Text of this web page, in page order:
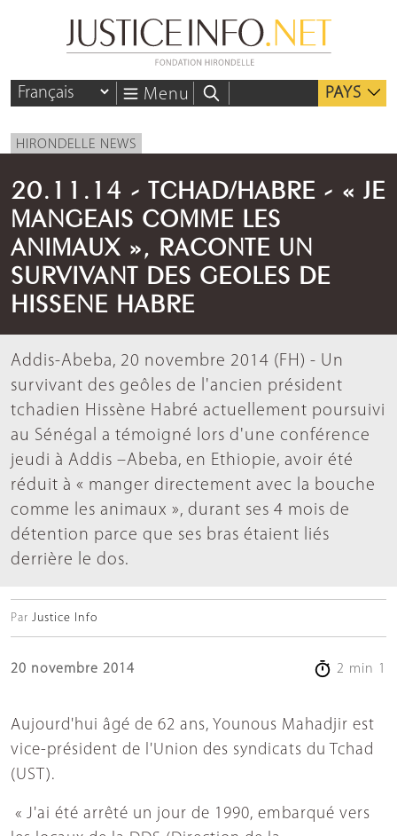
Menu PAYS
HIRONDELLE NEWS
20.11.14 - TCHAD/HABRE - « JE
MANGEAIS COMME LES
ANIMAUX », RACONTE UN
SURVIVANT DES GEOLES DE
HISSENE HABRE
Addis-Abeba, 20 novembre 2014 (FH) - Un
survivant des geôles de l'ancien président
tchadien Hissène Habré actuellement poursuivi
au Sénégal a témoigné lors d'une conférence
jeudi à Addis –Abeba, en Ethiopie, avoir été
réduit à « manger directement avec la bouche
comme les animaux », durant ses 4 mois de
détention parce que ses bras étaient liés
derrière le dos.
Par Justice Info
20 novembre 2014 2 min 1
Aujourd'hui âgé de 62 ans, Younous Mahadjir est
vice-président de l'Union des syndicats du Tchad
(UST).
« J'ai été arrêté un jour de 1990, embarqué vers